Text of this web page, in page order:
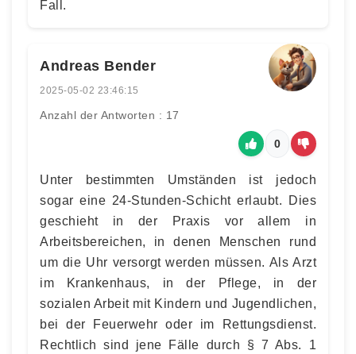
Fall.
Andreas Bender
2025-05-02 23:46:15
Anzahl der Antworten : 17
0
Unter bestimmten Umständen ist jedoch
sogar eine 24-Stunden-Schicht erlaubt. Dies
geschieht in der Praxis vor allem in
Arbeitsbereichen, in denen Menschen rund
um die Uhr versorgt werden müssen. Als Arzt
im Krankenhaus, in der Pflege, in der
sozialen Arbeit mit Kindern und Jugendlichen,
bei der Feuerwehr oder im Rettungsdienst.
Rechtlich sind jene Fälle durch § 7 Abs. 1